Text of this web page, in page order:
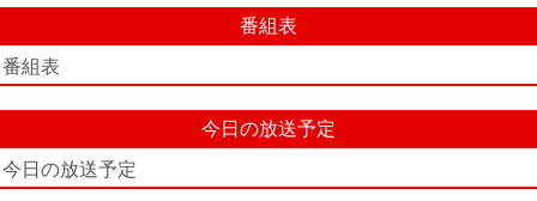
番組表
番組表
今日の放送予定
今日の放送予定